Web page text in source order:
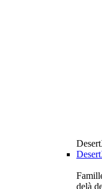
delà